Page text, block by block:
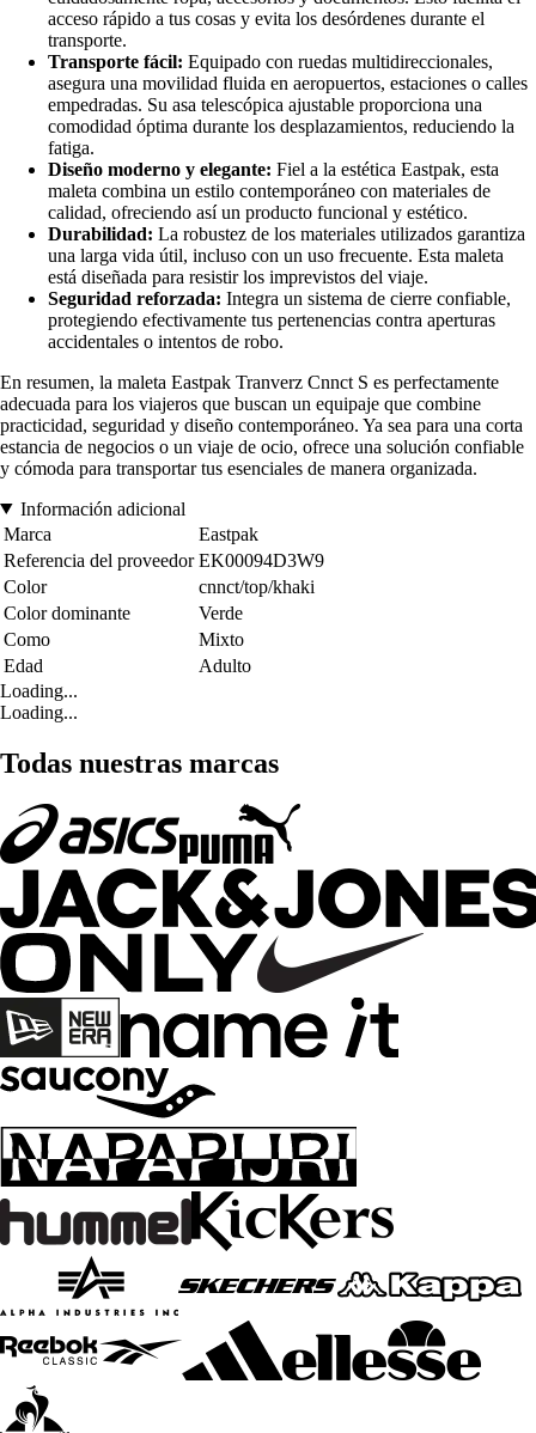
acceso rápido a tus cosas y evita los desórdenes durante el
transporte.
Transporte fácil: Equipado con ruedas multidireccionales,
asegura una movilidad fluida en aeropuertos, estaciones o calles
empedradas. Su asa telescópica ajustable proporciona una
comodidad óptima durante los desplazamientos, reduciendo la
fatiga.
Diseño moderno y elegante: Fiel a la estética Eastpak, esta
maleta combina un estilo contemporáneo con materiales de
calidad, ofreciendo así un producto funcional y estético.
Durabilidad: La robustez de los materiales utilizados garantiza
una larga vida útil, incluso con un uso frecuente. Esta maleta
está diseñada para resistir los imprevistos del viaje.
Seguridad reforzada: Integra un sistema de cierre confiable,
protegiendo efectivamente tus pertenencias contra aperturas
accidentales o intentos de robo.
En resumen, la maleta Eastpak Tranverz Cnnct S es perfectamente
adecuada para los viajeros que buscan un equipaje que combine
practicidad, seguridad y diseño contemporáneo. Ya sea para una corta
estancia de negocios o un viaje de ocio, ofrece una solución confiable
y cómoda para transportar tus esenciales de manera organizada.
Información adicional
Marca
Eastpak
Referencia del proveedor EK00094D3W9
Color
cnnct/top/khaki
Color dominante
Verde
Como
Mixto
Edad
Adulto
Loading...
Loading...
Todas nuestras marcas